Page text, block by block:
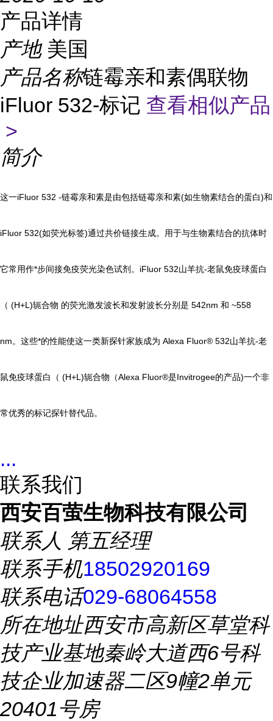
产品详情
产地 美国
产品名称链霉亲和素偶联物
iFluor 532-标记 查看相似产品
>
简介
这一iFluor 532 -链霉亲和素是由包括链霉亲和素(如生物素结合的蛋白)和
iFluor 532(如荧光标签)通过共价链接生成。用于与生物素结合的抗体时
它常用作*步间接免疫荧光染色试剂。iFluor 532山羊抗-老鼠免疫球蛋白
（ (H+L)轭合物 的荧光激发波长和发射波长分别是 542nm 和 ~558
nm。这些*的性能使这一类新探针家族成为 Alexa Fluor® 532山羊抗-老
鼠免疫球蛋白（ (H+L)轭合物（Alexa Fluor®是Invitrogee的产品)一个非
常优秀的标记探针替代品。
...
联系我们
西安百萤生物科技有限公司
联系人 第五经理
联系手机18502920169
联系电话029-68064558
所在地址西安市高新区草堂科
技产业基地秦岭大道西6号科
技企业加速器二区9幢2单元
20401号房